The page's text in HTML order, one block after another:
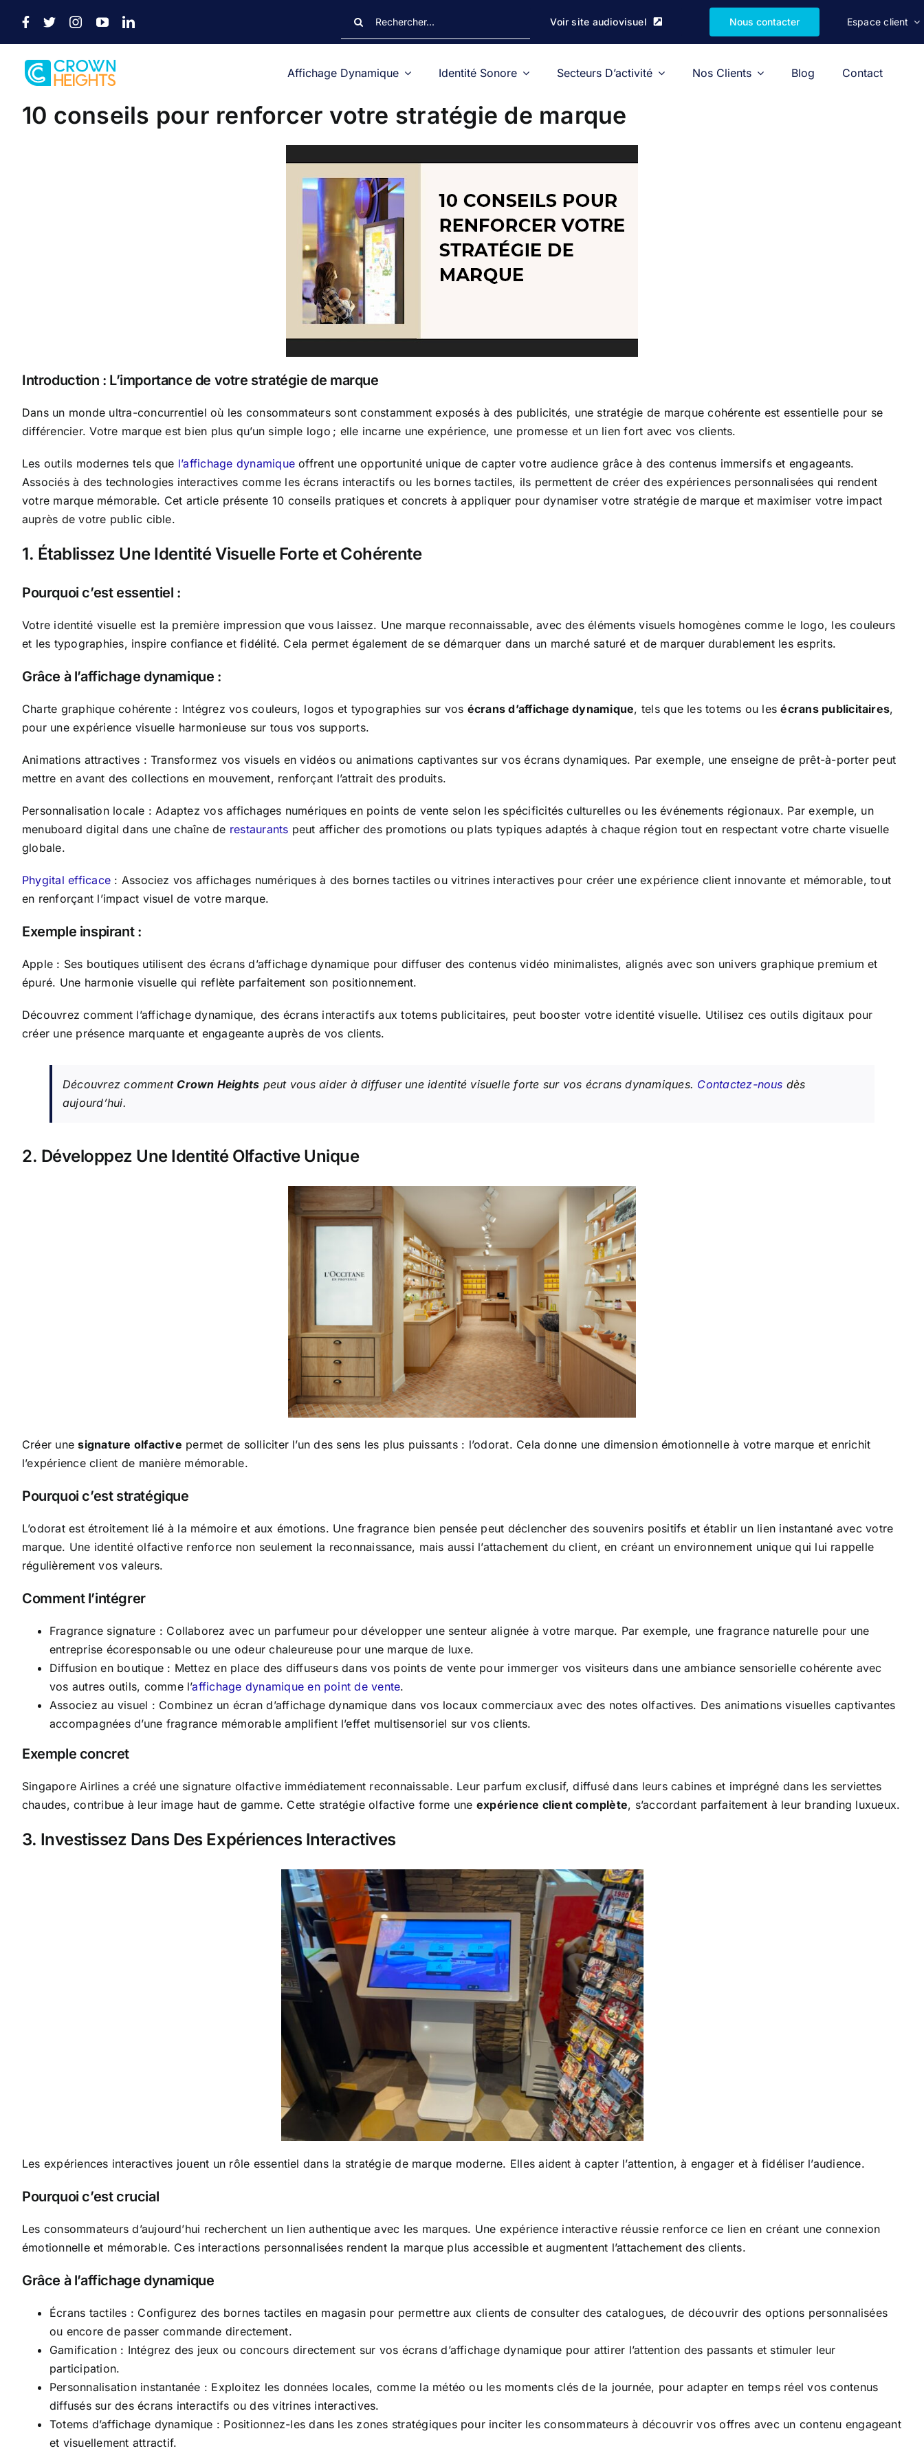
contenu
Voir site audiovisuel Nous contacter Espace client
Affichage Dynamique Identité Sonore Secteurs D’activité Nos Clients Blog Contact
10 conseils pour renforcer votre stratégie de marque
Introduction : L’importance de votre stratégie de marque
Dans un monde ultra-concurrentiel où les consommateurs sont constamment exposés à des publicités, une stratégie de marque cohérente est essentielle pour se
différencier. Votre marque est bien plus qu’un simple logo ; elle incarne une expérience, une promesse et un lien fort avec vos clients.
Les outils modernes tels que l’affichage dynamique offrent une opportunité unique de capter votre audience grâce à des contenus immersifs et engageants.
Associés à des technologies interactives comme les écrans interactifs ou les bornes tactiles, ils permettent de créer des expériences personnalisées qui rendent
votre marque mémorable. Cet article présente 10 conseils pratiques et concrets à appliquer pour dynamiser votre stratégie de marque et maximiser votre impact
auprès de votre public cible.
1. Établissez Une Identité Visuelle Forte et Cohérente
Pourquoi c’est essentiel :
Votre identité visuelle est la première impression que vous laissez. Une marque reconnaissable, avec des éléments visuels homogènes comme le logo, les couleurs
et les typographies, inspire confiance et fidélité. Cela permet également de se démarquer dans un marché saturé et de marquer durablement les esprits.
Grâce à l’affichage dynamique :
Charte graphique cohérente : Intégrez vos couleurs, logos et typographies sur vos écrans d’affichage dynamique, tels que les totems ou lesécrans publicitaires,
pour une expérience visuelle harmonieuse sur tous vos supports.
Animations attractives : Transformez vos visuels en vidéos ou animations captivantes sur vos écrans dynamiques. Par exemple, une enseigne de prêt-à-porter peut
mettre en avant des collections en mouvement, renforçant l’attrait des produits.
Personnalisation locale : Adaptez vos affichages numériques en points de vente selon les spécificités culturelles ou les événements régionaux. Par exemple, un
menuboard digital dans une chaîne de restaurants peut afficher des promotions ou plats typiques adaptés à chaque région tout en respectant votre charte visuelle
globale.
Phygital efficace : Associez vos affichages numériques à des bornes tactiles ou vitrines interactives pour créer une expérience client innovante et mémorable, tout
en renforçant l’impact visuel de votre marque.
Exemple inspirant :
Apple : Ses boutiques utilisent des écrans d’affichage dynamique pour diffuser des contenus vidéo minimalistes, alignés avec son univers graphique premium et
épuré. Une harmonie visuelle qui reflète parfaitement son positionnement.
Découvrez comment l’affichage dynamique, des écrans interactifs aux totems publicitaires, peut booster votre identité visuelle. Utilisez ces outils digitaux pour
créer une présence marquante et engageante auprès de vos clients.
Découvrez comment Crown Heights peut vous aider à diffuser une identité visuelle forte sur vos écrans dynamiques. Contactez-nous dès
aujourd’hui.
2. Développez Une Identité Olfactive Unique
Créer unesignature olfactive permet de solliciter l’un des sens les plus puissants : l’odorat. Cela donne une dimension émotionnelle à votre marque et enrichit
l’expérience client de manière mémorable.
Pourquoi c’est stratégique
L’odorat est étroitement lié à la mémoire et aux émotions. Une fragrance bien pensée peut déclencher des souvenirs positifs et établir un lien instantané avec votre
marque. Une identité olfactive renforce non seulement la reconnaissance, mais aussi l’attachement du client, en créant un environnement unique qui lui rappelle
régulièrement vos valeurs.
Comment l’intégrer
Fragrance signature : Collaborez avec un parfumeur pour développer une senteur alignée à votre marque. Par exemple, une fragrance naturelle pour une
entreprise écoresponsable ou une odeur chaleureuse pour une marque de luxe.
Diffusion en boutique : Mettez en place des diffuseurs dans vos points de vente pour immerger vos visiteurs dans une ambiance sensorielle cohérente avec
vos autres outils, comme l’affichage dynamique en point de vente.
Associez au visuel : Combinez un écran d’affichage dynamique dans vos locaux commerciaux avec des notes olfactives. Des animations visuelles captivantes
accompagnées d’une fragrance mémorable amplifient l’effet multisensoriel sur vos clients.
Exemple concret
Singapore Airlines a créé une signature olfactive immédiatement reconnaissable. Leur parfum exclusif, diffusé dans leurs cabines et imprégné dans les serviettes
chaudes, contribue à leur image haut de gamme. Cette stratégie olfactive forme une expérience client complète, s’accordant parfaitement à leur branding luxueux.
3. Investissez Dans Des Expériences Interactives
Les expériences interactives jouent un rôle essentiel dans la stratégie de marque moderne. Elles aident à capter l’attention, à engager et à fidéliser l’audience.
Pourquoi c’est crucial
Les consommateurs d’aujourd’hui recherchent un lien authentique avec les marques. Une expérience interactive réussie renforce ce lien en créant une connexion
émotionnelle et mémorable. Ces interactions personnalisées rendent la marque plus accessible et augmentent l’attachement des clients.
Grâce à l’affichage dynamique
Écrans tactiles : Configurez des bornes tactiles en magasin pour permettre aux clients de consulter des catalogues, de découvrir des options personnalisées
ou encore de passer commande directement.
Gamification : Intégrez des jeux ou concours directement sur vos écrans d’affichage dynamique pour attirer l’attention des passants et stimuler leur
participation.
Personnalisation instantanée : Exploitez les données locales, comme la météo ou les moments clés de la journée, pour adapter en temps réel vos contenus
diffusés sur des écrans interactifs ou des vitrines interactives.
Totems d’affichage dynamique : Positionnez-les dans les zones stratégiques pour inciter les consommateurs à découvrir vos offres avec un contenu engageant
et visuellement attractif.